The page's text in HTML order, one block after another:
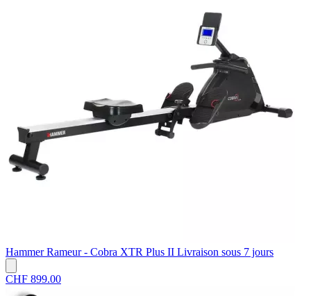
Hammer Rameur - Cobra XTR Plus II Livraison sous 7 jours
CHF 899.00